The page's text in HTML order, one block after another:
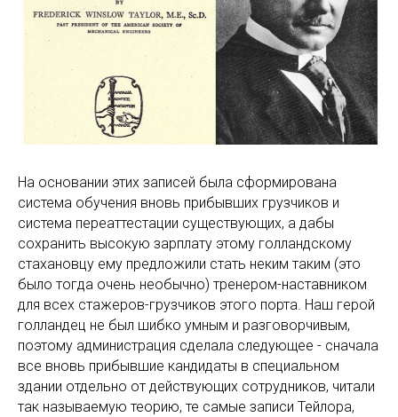
На основании этих записей была сформирована
система обучения вновь прибывших грузчиков и
система переаттестации существующих, а дабы
сохранить высокую зарплату этому голландскому
стахановцу ему предложили стать неким таким (это
было тогда очень необычно) тренером-наставником
для всех стажеров-грузчиков этого порта. Наш герой
голландец не был шибко умным и разговорчивым,
поэтому администрация сделала следующее - сначала
все вновь прибывшие кандидаты в специальном
здании отдельно от действующих сотрудников, читали
так называемую теорию, те самые записи Тейлора,